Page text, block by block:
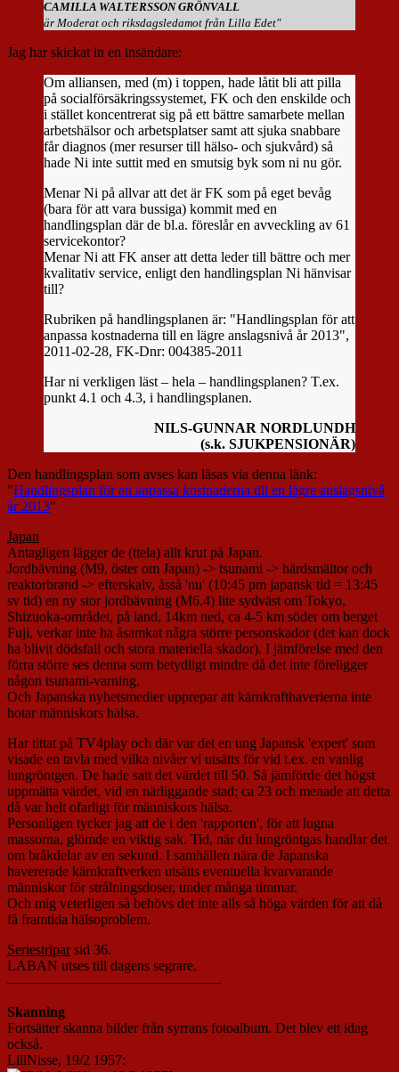
CAMILLA WALTERSSON GRÖNVALL
är Moderat och riksdagsledamot från Lilla Edet"
Jag har skickat in en insändare:
Om alliansen, med (m) i toppen, hade låtit bli att pilla
på socialförsäkringssystemet, FK och den enskilde och
i stället koncentrerat sig på ett bättre samarbete mellan
arbetshälsor och arbetsplatser samt att sjuka snabbare
får diagnos (mer resurser till hälso- och sjukvård) så
hade Ni inte suttit med en smutsig byk som ni nu gör.
Menar Ni på allvar att det är FK som på eget bevåg
(bara för att vara bussiga) kommit med en
handlingsplan där de bl.a. föreslår en avveckling av 61
servicekontor?
Menar Ni att FK anser att detta leder till bättre och mer
kvalitativ service, enligt den handlingsplan Ni hänvisar
till?
Rubriken på handlingsplanen är: "Handlingsplan för att
anpassa kostnaderna till en lägre anslagsnivå år 2013",
2011-02-28, FK-Dnr: 004385-2011
Har ni verkligen läst – hela – handlingsplanen? T.ex.
punkt 4.1 och 4.3, i handlingsplanen.
NILS-GUNNAR NORDLUNDH
(s.k. SJUKPENSIONÄR)
Den handlingsplan som avses kan läsas via denna länk:
"Handlingsplan för att anpassa kostnaderna till en lägre anslagsnivå
år 2013"
Japan
Antagligen lägger de (ttela) allt krut på Japan.
Jordbävning (M9, öster om Japan) -> tsunami -> härdsmältor och
reaktorbrand -> efterskalv, åsså 'nu' (10:45 pm japansk tid = 13:45
sv tid) en ny stor jordbävning (M6.4) lite sydväst om Tokyo,
Shizuoka-området, på land, 14km ned, ca 4-5 km söder om berget
Fuji, verkar inte ha åsamkat några större personskador (det kan dock
ha blivit dödsfall och stora materiella skador). I jämförelse med den
förra större ses denna som betydligt mindre då det inte föreligger
någon tsunami-varning.
Och Japanska nyhetsmedier upprepar att kärnkrafthaverierna inte
hotar människors hälsa.
Har tittat på TV4play och där var det en ung Japansk 'expert' som
visade en tavla med vilka nivåer vi utsätts för vid t.ex. en vanlig
lungröntgen. De hade satt det värdet till 50. Så jämförde det högst
uppmätta värdet, vid en närliggande stad; ca 23 och menade att detta
då var helt ofarligt för människors hälsa.
Personligen tycker jag att de i den 'rapporten', för att lugna
massorna, glömde en viktig sak. Tid, när du lungröntgas handlar det
om bråkdelar av en sekund. I samhällen nära de Japanska
havererade kärnkraftverken utsätts eventuella kvarvarande
människor för strålningsdoser, under många timmar.
Och mig veterligen så behövs det inte alls så höga värden för att då
få framtida hälsoproblem.
Seriestriparsid 36.
LABAN utses till dagens segrare.
———————————————
Skanning
Fortsätter skanna bilder från syrrans fotoalbum. Det blev ett idag
också.
LillNisse, 19/2 1957: